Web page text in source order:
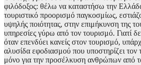
φιλόδοξος: θέλω να καταστήσω την
τουριστικό προορισμό παγκοσμίως,
υψηλής ποιότητας, στην επιμήκυνση της
υπηρεσίες γύρω από τον τουρισμό. Γιατί
όταν επενδύει κανείς στον τουρισμό,
αλυσίδα εφοδιασμού που υποστηρίζει τον
μόνο για την προσέλκυση ανθρώπων από